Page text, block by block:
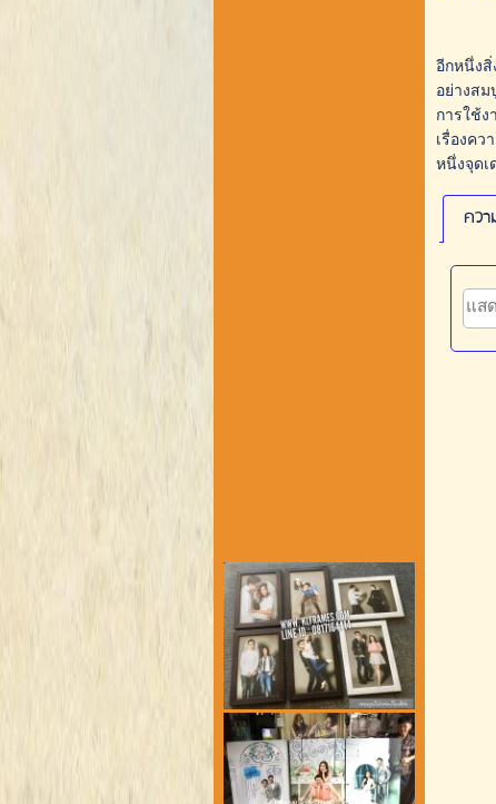
อีกหนึ่งสิ่
อย่างสม
การใช้
เรื่องคว
หนึ่งจุดเ
คว